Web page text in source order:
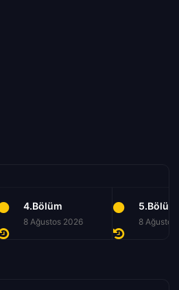
4.Bölüm
8 Ağustos 2026
5.Bölüm
8 Ağustos